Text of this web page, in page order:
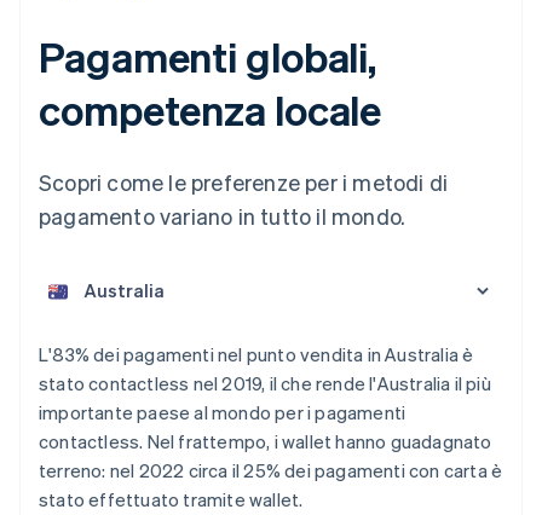
Pagamenti globali,
competenza locale
Scopri come le preferenze per i metodi di
pagamento variano in tutto il mondo.
L'83% dei pagamenti nel punto vendita in Australia è
stato contactless nel 2019, il che rende l'Australia il più
importante paese al mondo per i pagamenti
contactless. Nel frattempo, i wallet hanno guadagnato
terreno: nel 2022 circa il 25% dei pagamenti con carta è
stato effettuato tramite wallet.
Australia
English
Austria
DeutschEnglish
Belgio
English